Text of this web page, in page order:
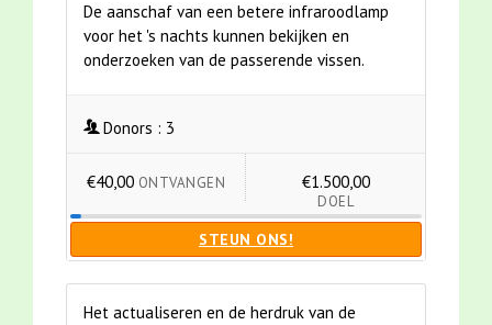
De aanschaf van een betere infraroodlamp
voor het 's nachts kunnen bekijken en
onderzoeken van de passerende vissen.
Donors : 3
€40,00 ONTVANGEN €1.500,00
DOEL
STEUN ONS!
Het actualiseren en de herdruk van de